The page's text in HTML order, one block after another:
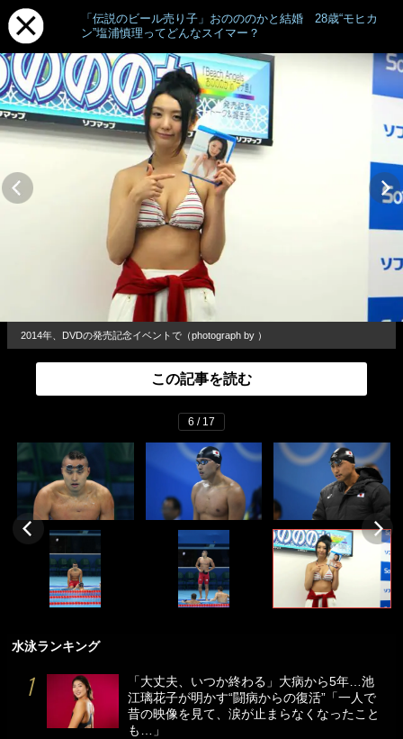
「伝説のビール売り子」おのののかと結婚 28歳“モヒカ
ン”塩浦慎理ってどんなスイマー？
2014年、DVDの発売記念イベントで（photograph by ）
この記事を読む
6 / 17
水泳ランキング
「大丈夫、いつか終わる」大病から5年…池
江璃花子が明かす“闘病からの復活”「一人で
昔の映像を見て、涙が止まらなくなったこと
も…」